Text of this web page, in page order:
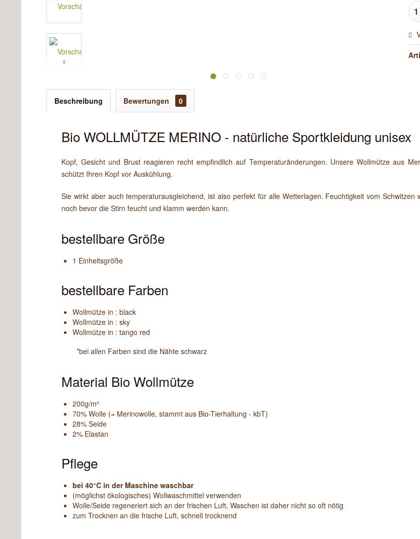
Beschreibung Bewertungen 0
Bio WOLLMÜTZE MERINO - natürliche Sportkleidung unisex
Kopf, Gesicht und Brust reagieren recht empfindlich auf Temperaturänderungen. Unsere Wollmütze aus
schützt Ihren Kopf vor Auskühlung.
Sie wirkt aber auch temperaturausgleichend, ist also perfekt für alle Wetterlagen. Feuchtigkeit vom
noch bevor die Stirn feucht und klamm werden kann.
bestellbare Größe
1 Einheitsgröße
bestellbare Farben
Wollmütze in : black
Wollmütze in : sky
Wollmütze in : tango red
*bei allen Farben sind die Nähte schwarz
Material Bio Wollmütze
200g/m²
70% Wolle (= Merinowolle, stammt aus Bio-Tierhaltung - kbT)
28% Seide
2% Elastan
Pflege
bei 40°C in der Maschine waschbar
(möglichst ökologisches) Wollwaschmittel verwenden
Wolle/Seide regeneriert sich an der frischen Luft, Waschen ist daher nicht so oft nötig
zum Trocknen an die frische Luft, schnell trocknend